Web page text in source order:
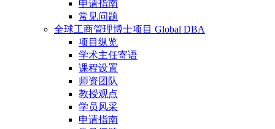
申请指南
常见问题
全球工商管理博士项目 Global DBA
项目纵览
学术主任寄语
课程设置
师资团队
教授观点
学员风采
申请指南